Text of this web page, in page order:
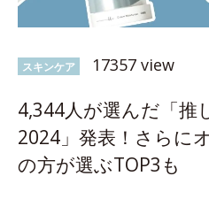
スキンケア 17357 view
4,344人が選んだ「推
2024」発表！さらに
の方が選ぶTOP3も